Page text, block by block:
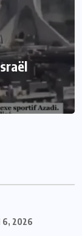
de Cuba
6, 2026